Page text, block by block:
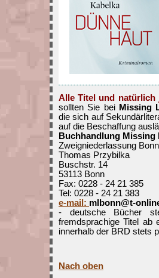
Alle Titel und natürlich
sollten Sie bei Missing
die sich auf
auf die Beschaffung
Buchhandlung Missing
Zweigniederlassung Bonn
Thomas Przybilka
Buschstr. 14
53113 Bonn
Fax: 0228 - 24 21 385
Tel: 0228 - 24 21 383
e-mail: mlbonn@t-
- deutsche Bücher
fremdsprachige Titel ab
innerhalb der BRD stets
Nach oben